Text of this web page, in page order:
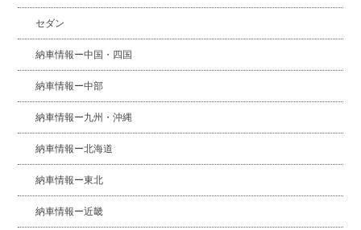
セダン
納車情報ー中国・四国
納車情報ー中部
納車情報ー九州・沖縄
納車情報ー北海道
納車情報ー東北
納車情報ー近畿